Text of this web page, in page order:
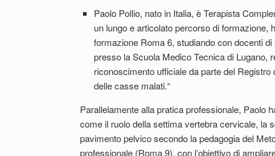
Paolo Pollio, nato in Italia, è Terapista
un lungo e articolato percorso di
formazione Roma 6, studiando con docenti
presso la Scuola Medico Tecnica di Lugano,
riconoscimento ufficiale da parte del
delle casse malati.“
Parallelamente alla pratica professionale, Paolo
come il ruolo della settima vertebra cervicale, la
pavimento pelvico secondo la pedagogia del
professionale (Roma 9), con l’obiettivo di